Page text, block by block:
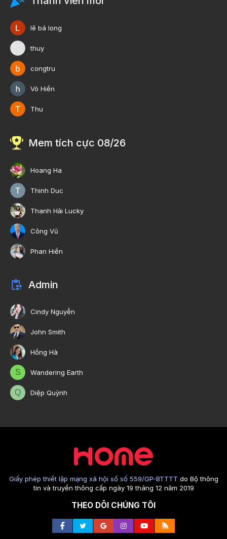
lê bá long
thuy
congtru
Võ Hiền
Thu
Mem tích cực 08/26
Hoang Ha
Thinh Duc
Thanh Hải Lucky
Công Vũ
Phan Hiền
Admin
Cindy Nguyễn
John Smith
Hồng Hà
S Wandering Earth
Q Diệp Quỳnh
Giấy phép thiết lập mạng xã hội số số 559/GP-BTTTT do Bộ thông
tin và truyền thông cấp ngày 19 tháng 12 năm 2019
THEO DÕI CHÚNG TÔI